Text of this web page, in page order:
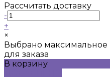
Рассчитать доставку
-
+
×
Выбрано максимальное
для заказа
В корзину